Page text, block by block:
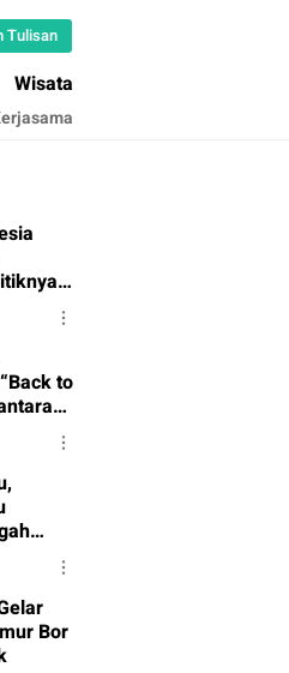
Tulisan
Wisata
to
Bor